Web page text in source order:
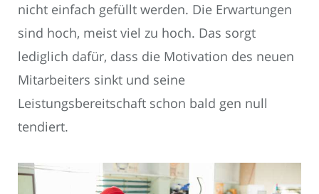
nicht einfach gefüllt werden. Die Erwartungen
sind hoch, meist viel zu hoch. Das sorgt
lediglich dafür, dass die Motivation des neuen
Mitarbeiters sinkt und seine
Leistungsbereitschaft schon bald gen null
tendiert.